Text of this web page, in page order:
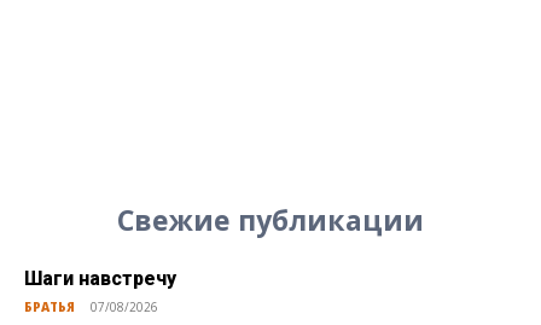
Свежие публикации
Шаги навстречу
БРАТЬЯ 07/08/2026